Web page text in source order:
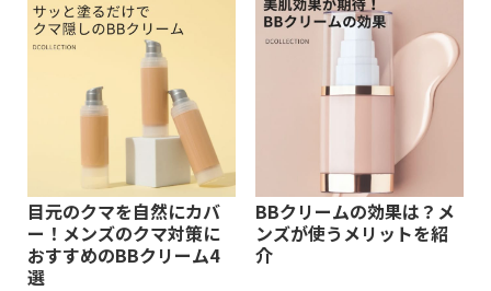
目元のクマを自然にカバ
ー！メンズのクマ対策に
おすすめのBBクリーム4
選
BBクリームの効果は？メ
ンズが使うメリットを紹
介